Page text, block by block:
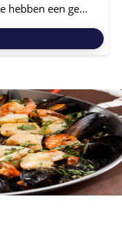
hebben een ge...